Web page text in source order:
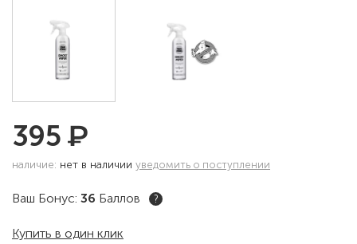
395 ₽
наличие: нет в наличии уведомить о поступлении
Ваш Бонус: 36 Баллов ?
Купить в один клик